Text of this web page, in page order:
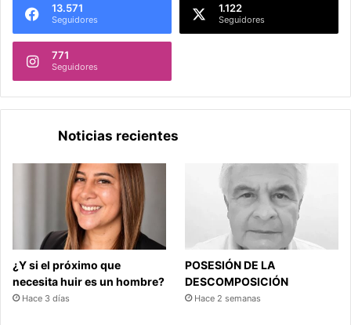
13.571
Seguidores
1.122
Seguidores
771
Seguidores
Noticias recientes
¿Y si el próximo que
necesita huir es un hombre?
Hace 3 días
POSESIÓN DE LA
DESCOMPOSICIÓN
Hace 2 semanas